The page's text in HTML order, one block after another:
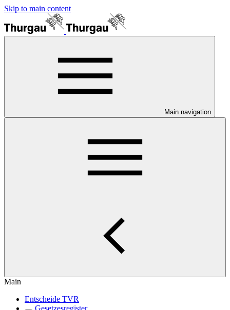
Skip to main content
Main navigation
Main
Entscheide TVR
Gesetzesregister